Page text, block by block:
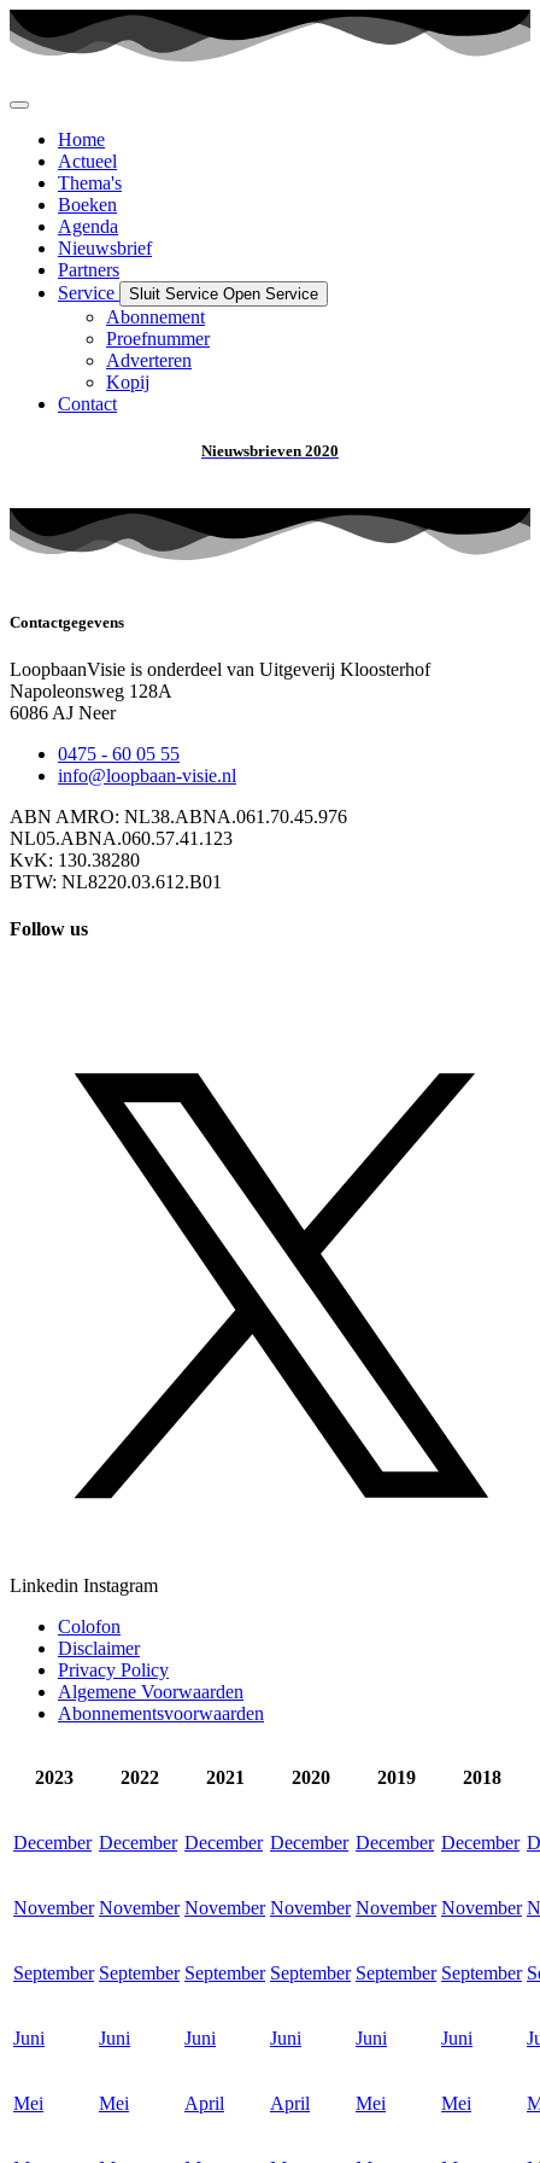
Ga
naar
Home
Actueel
Thema's
Boeken
Agenda
Nieuwsbrief
Partners
Service
Sluit Service Open Service
Abonnement
Proefnummer
Adverteren
Kopij
Contact
Nieuwsbrieven 2020
Contactgegevens
LoopbaanVisie is onderdeel van Uitgeverij Kloosterhof
Napoleonsweg 128A
6086 AJ Neer
0475 - 60 05 55
info@loopbaan-visie.nl
ABN AMRO: NL38.ABNA.061.70.45.976
NL05.ABNA.060.57.41.123
KvK: 130.38280
BTW: NL8220.03.612.B01
Follow us
Linkedin Instagram
Colofon
Disclaimer
Privacy Policy
Algemene Voorwaarden
Abonnementsvoorwaarden
2023 2022 2021 2020 2019 2018
December December December December December December
November November November November November November
September September September September September September
Juni Juni Juni Juni Juni Juni
Mei Mei April April Mei Mei